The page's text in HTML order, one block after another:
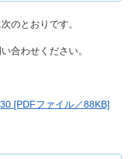
のとおりです。
合わせください。
[PDFファイル／88KB]